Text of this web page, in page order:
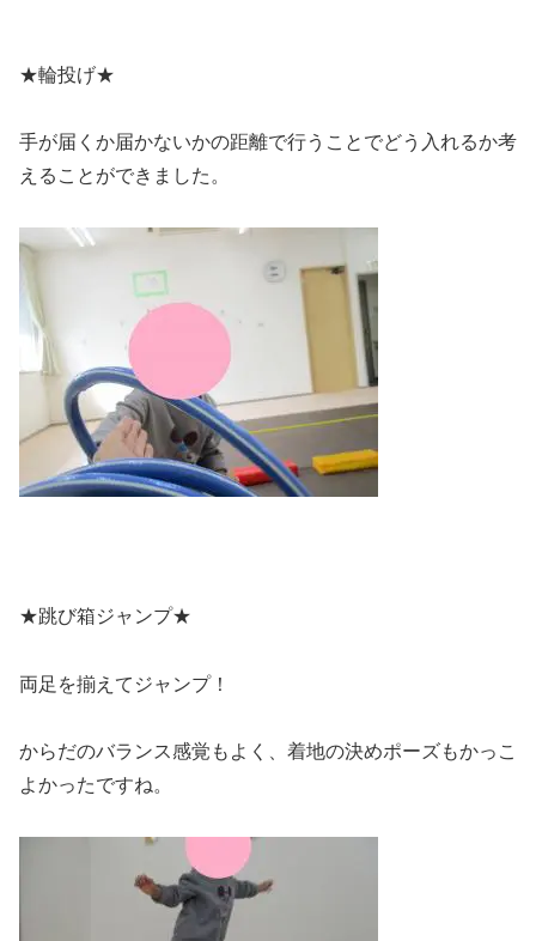
★輪投げ★
手が届くか届かないかの距離で行うことでどう入れるか考
えることができました。
★跳び箱ジャンプ★
両足を揃えてジャンプ！
からだのバランス感覚もよく、着地の決めポーズもかっこ
よかったですね。